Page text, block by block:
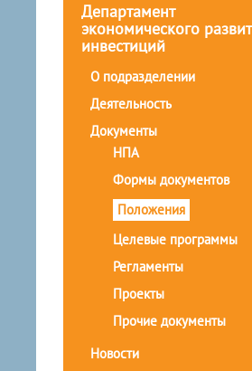
Департамент
экономического
инвестиций
О подразделении
Деятельность
Документы
НПА
Формы документов
Положения
Целевые программы
Регламенты
Проекты
Прочие документы
Новости